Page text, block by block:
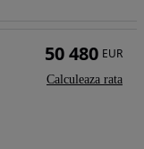
50 480 EUR
Calculeaza rata